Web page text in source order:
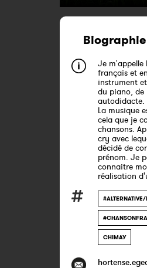
Biographie
Je m'appelle
français et
instrument
du piano, de
autodidacte.
La musique
cela que je
chansons.
cry avec
décidé de
prénom. Je
connaitre
réalisation
#ALTERNATIVE/
CHIMAY